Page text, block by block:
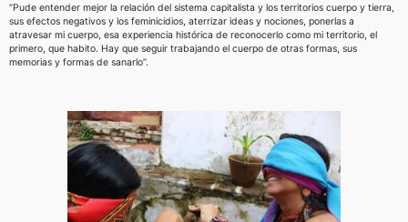
“Pude entender mejor la relación del sistema capitalista y los territorios cuerpo y tierra,
sus efectos negativos y los feminicidios, aterrizar ideas y nociones, ponerlas a
atravesar mi cuerpo, esa experiencia histórica de reconocerlo como mi territorio, el
primero, que habito. Hay que seguir trabajando el cuerpo de otras formas, sus
memorias y formas de sanarlo”.